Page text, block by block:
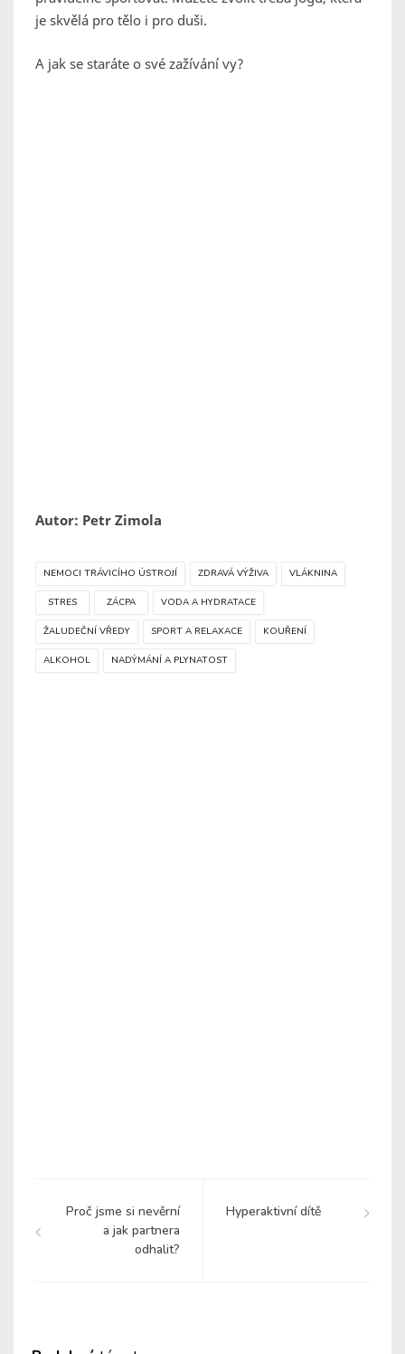
je skvělá pro tělo i pro duši.
A jak se staráte o své zažívání vy?
Autor: Petr Zimola
NEMOCI TRÁVICÍHO ÚSTROJÍ ZDRAVÁ VÝŽIVA VLÁKNINA
STRES ZÁCPA VODA A HYDRATACE
ŽALUDEČNÍ VŘEDY SPORT A RELAXACE KOUŘENÍ
ALKOHOL NADÝMÁNÍ A PLYNATOST
Proč jsme si nevěrní
a jak partnera
odhalit?
Hyperaktivní dítě